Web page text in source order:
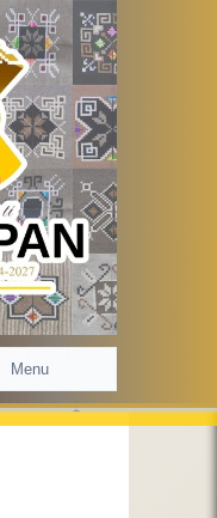
novedades y
de lo que